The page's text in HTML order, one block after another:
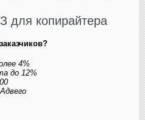
для копирайтера
4%
до 12%